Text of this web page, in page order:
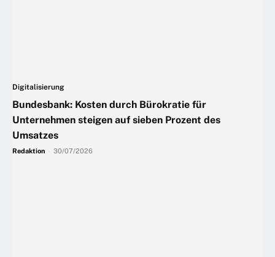
Digitalisierung
Bundesbank: Kosten durch Bürokratie für
Unternehmen steigen auf sieben Prozent des
Umsatzes
Redaktion 30/07/2026